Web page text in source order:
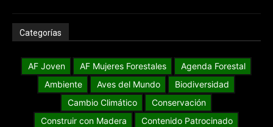
Categorías
AF Joven AF Mujeres Forestales
Agenda Forestal
Ambiente
Aves del Mundo
Biodiversidad
Cambio Climático
Conservación
Construir con Madera
Contenido Patrocinado